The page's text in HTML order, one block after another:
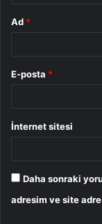
Ad *
E-posta *
İnternet sitesi
Daha sonraki
adresim ve site